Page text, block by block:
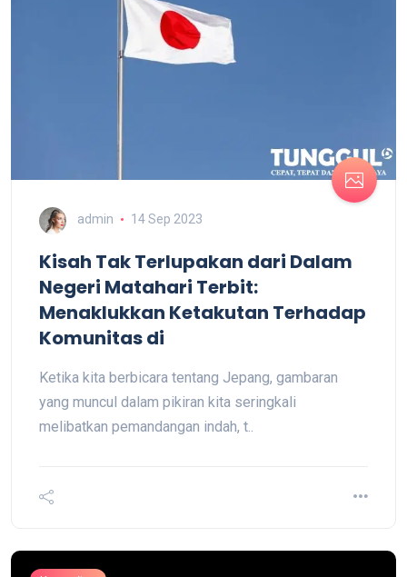
admin 14 Sep 2023
Kisah Tak Terlupakan dari Dalam
Negeri Matahari Terbit:
Menaklukkan Ketakutan Terhadap
Komunitas di
Ketika kita berbicara tentang Jepang, gambaran
yang muncul dalam pikiran kita seringkali
melibatkan pemandangan indah, t..